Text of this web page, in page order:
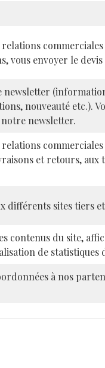
relations
vous envoyer le
newsletter
nouveauté etc.).
newsletter.
relations
et retours,
différents sites tiers
contenus du site,
de statistiques
à nos